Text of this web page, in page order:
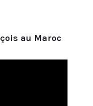
au Maroc